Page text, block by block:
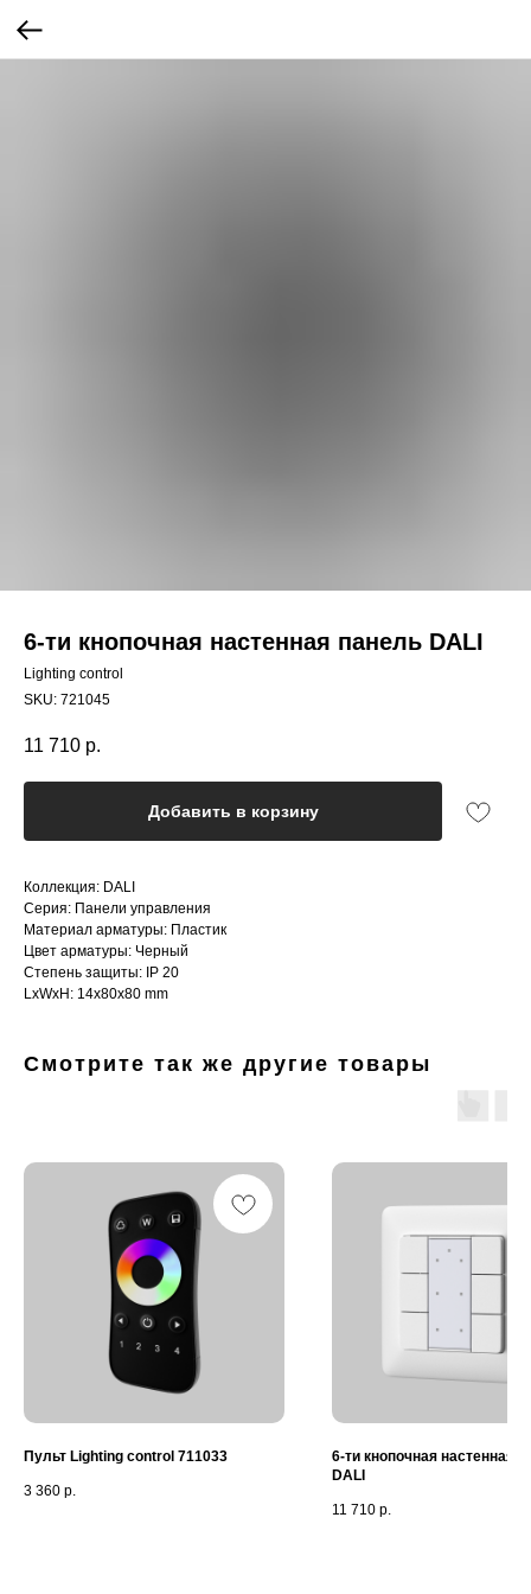
6-ти кнопочная настенная панель DALI
Lighting control
SKU: 721045
11 710 р.
Добавить в корзину
Коллекция: DALI
Серия: Панели управления
Материал арматуры: Пластик
Цвет арматуры: Черный
Степень защиты: IP 20
LxWxH: 14x80x80 mm
Смотрите так же другие товары
Пульт Lighting control 711033
3 360 р.
6-ти кнопочная настенная
DALI
11 710 р.